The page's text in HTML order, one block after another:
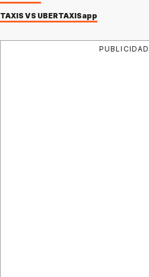
TAXIS VS UBERTAXISapp
PUBLICIDAD